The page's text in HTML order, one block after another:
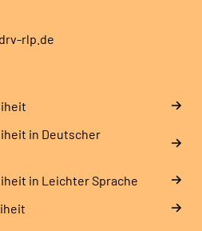
rlp.de
in Deutscher
in Leichter Sprache